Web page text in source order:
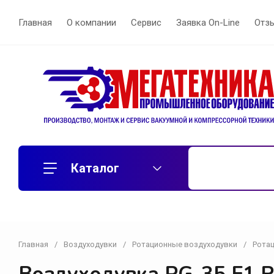
Главная О компании Сервис Заявка On-Line
Каталог
Главная / Воздуходувки / Ротационные воздуходувки /